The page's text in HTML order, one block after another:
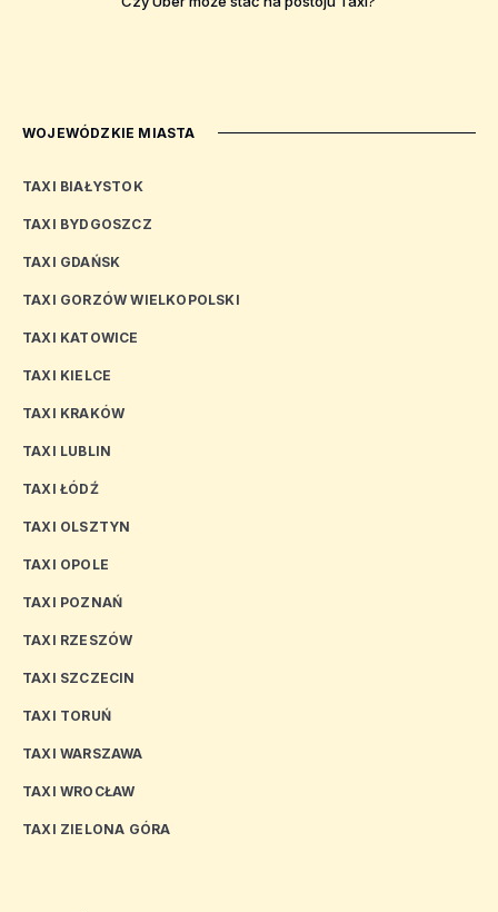
WOJEWÓDZKIE MIASTA
TAXI BIAŁYSTOK
TAXI BYDGOSZCZ
TAXI GDAŃSK
TAXI GORZÓW WIELKOPOLSKI
TAXI KATOWICE
TAXI KIELCE
TAXI KRAKÓW
TAXI LUBLIN
TAXI ŁÓDŹ
TAXI OLSZTYN
TAXI OPOLE
TAXI POZNAŃ
TAXI RZESZÓW
TAXI SZCZECIN
TAXI TORUŃ
TAXI WARSZAWA
TAXI WROCŁAW
TAXI ZIELONA GÓRA